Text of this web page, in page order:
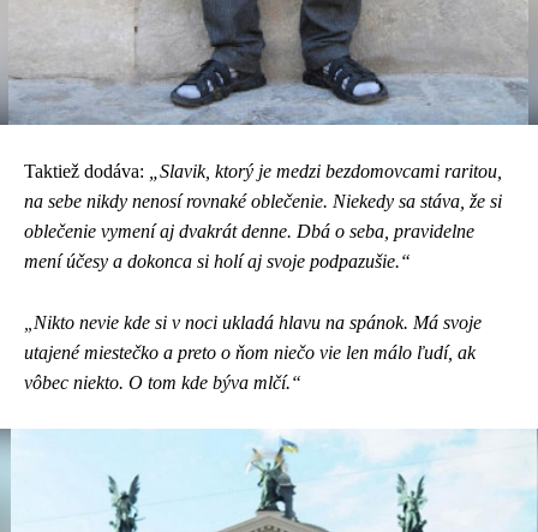
Taktiež dodáva:
„Slavik, ktorý je medzi bezdomovcami raritou,
na sebe nikdy nenosí rovnaké oblečenie. Niekedy sa stáva, že si
oblečenie vymení aj dvakrát denne. Dbá o seba, pravidelne
mení účesy a dokonca si holí aj svoje podpazušie.“
„Nikto nevie kde si v noci ukladá hlavu na spánok. Má svoje
utajené miestečko a preto o ňom niečo vie len málo ľudí, ak
vôbec niekto. O tom kde býva mlčí.“